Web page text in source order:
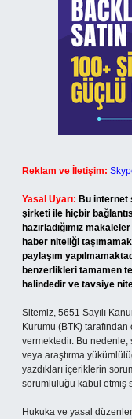
Reklam ve İletişim:
Yasal Uyarı: Bu internet
şirketi ile hiçbir
hazırladığımız
haber niteliği
paylaşım
benzerlikleri tamamen
halindedir ve tavsiye
Sitemiz, 5651 Sayılı
Kurumu (BTK)
vermektedir. Bu
veya araştırma
yazdıkları içeriklerin
sorumluluğu kabul etmiş
Hukuka ve yasal